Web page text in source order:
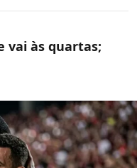
vai às quartas;